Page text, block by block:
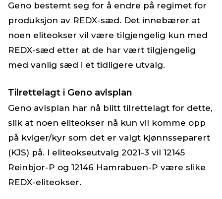
Geno bestemt seg for å endre på regimet for
produksjon av REDX-sæd. Det innebærer at
noen eliteokser vil være tilgjengelig kun med
REDX-sæd etter at de har vært tilgjengelig
med vanlig sæd i et tidligere utvalg.
Tilrettelagt i Geno avlsplan
Geno avlsplan har nå blitt tilrettelagt for dette,
slik at noen eliteokser nå kun vil komme opp
på kviger/kyr som det er valgt kjønnsseparert
(KJS) på. I eliteokseutvalg 2021-3 vil 12145
Reinbjor-P og 12146 Hamrabuen-P være slike
REDX-eliteokser.